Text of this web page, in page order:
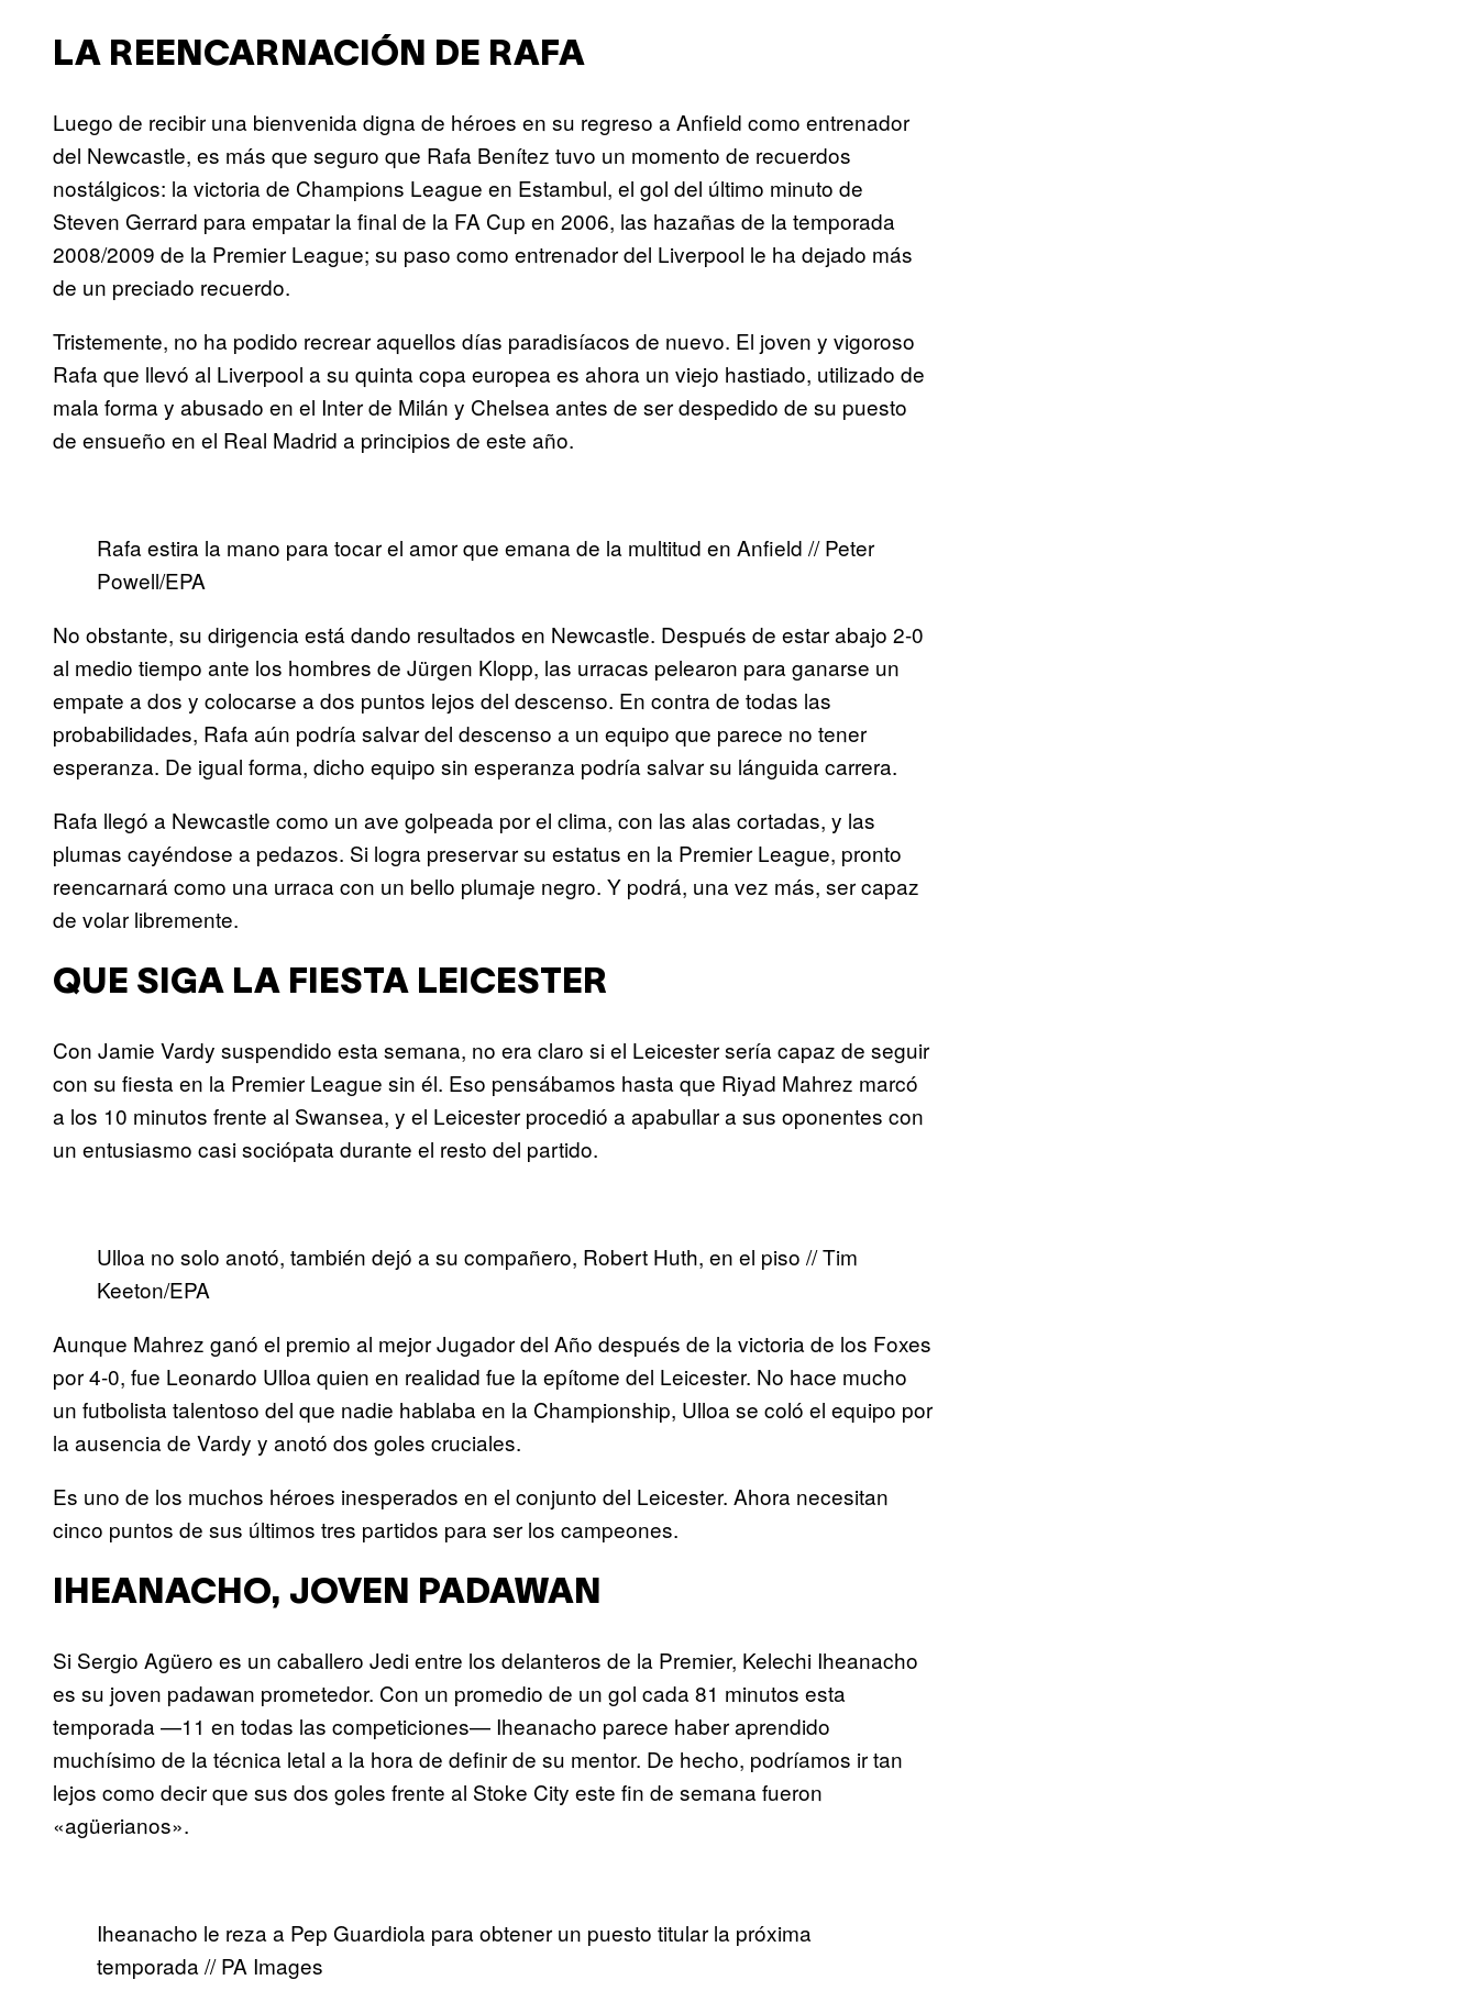
LA REENCARNACIÓN DE RAFA
Luego de recibir una bienvenida digna de héroes en su regreso a Anfield como entrenador
del Newcastle, es más que seguro que Rafa Benítez tuvo un momento de recuerdos
nostálgicos: la victoria de Champions League en Estambul, el gol del último minuto de
Steven Gerrard para empatar la final de la FA Cup en 2006, las hazañas de la temporada
2008/2009 de la Premier League; su paso como entrenador del Liverpool le ha dejado más
de un preciado recuerdo.
Tristemente, no ha podido recrear aquellos días paradisíacos de nuevo. El joven y vigoroso
Rafa que llevó al Liverpool a su quinta copa europea es ahora un viejo hastiado, utilizado de
mala forma y abusado en el Inter de Milán y Chelsea antes de ser despedido de su puesto
de ensueño en el Real Madrid a principios de este año.
Rafa estira la mano para tocar el amor que emana de la multitud en Anfield // Peter
Powell/EPA
No obstante, su dirigencia está dando resultados en Newcastle. Después de estar abajo 2-0
al medio tiempo ante los hombres de Jürgen Klopp, las urracas pelearon para ganarse un
empate a dos y colocarse a dos puntos lejos del descenso. En contra de todas las
probabilidades, Rafa aún podría salvar del descenso a un equipo que parece no tener
esperanza. De igual forma, dicho equipo sin esperanza podría salvar su lánguida carrera.
Rafa llegó a Newcastle como un ave golpeada por el clima, con las alas cortadas, y las
plumas cayéndose a pedazos. Si logra preservar su estatus en la Premier League, pronto
reencarnará como una urraca con un bello plumaje negro. Y podrá, una vez más, ser capaz
de volar libremente.
QUE SIGA LA FIESTA LEICESTER
Con Jamie Vardy suspendido esta semana, no era claro si el Leicester sería capaz de seguir
con su fiesta en la Premier League sin él. Eso pensábamos hasta que Riyad Mahrez marcó
a los 10 minutos frente al Swansea, y el Leicester procedió a apabullar a sus oponentes con
un entusiasmo casi sociópata durante el resto del partido.
Ulloa no solo anotó, también dejó a su compañero, Robert Huth, en el piso // Tim
Keeton/EPA
Aunque Mahrez ganó el premio al mejor Jugador del Año después de la victoria de los Foxes
por 4-0, fue Leonardo Ulloa quien en realidad fue la epítome del Leicester. No hace mucho
un futbolista talentoso del que nadie hablaba en la Championship, Ulloa se coló el equipo por
la ausencia de Vardy y anotó dos goles cruciales.
Es uno de los muchos héroes inesperados en el conjunto del Leicester. Ahora necesitan
cinco puntos de sus últimos tres partidos para ser los campeones.
IHEANACHO, JOVEN PADAWAN
Si Sergio Agüero es un caballero Jedi entre los delanteros de la Premier, Kelechi Iheanacho
es su joven padawan prometedor. Con un promedio de un gol cada 81 minutos esta
temporada —11 en todas las competiciones— Iheanacho parece haber aprendido
muchísimo de la técnica letal a la hora de definir de su mentor. De hecho, podríamos ir tan
lejos como decir que sus dos goles frente al Stoke City este fin de semana fueron
«agüerianos».
Iheanacho le reza a Pep Guardiola para obtener un puesto titular la próxima
temporada // PA Images